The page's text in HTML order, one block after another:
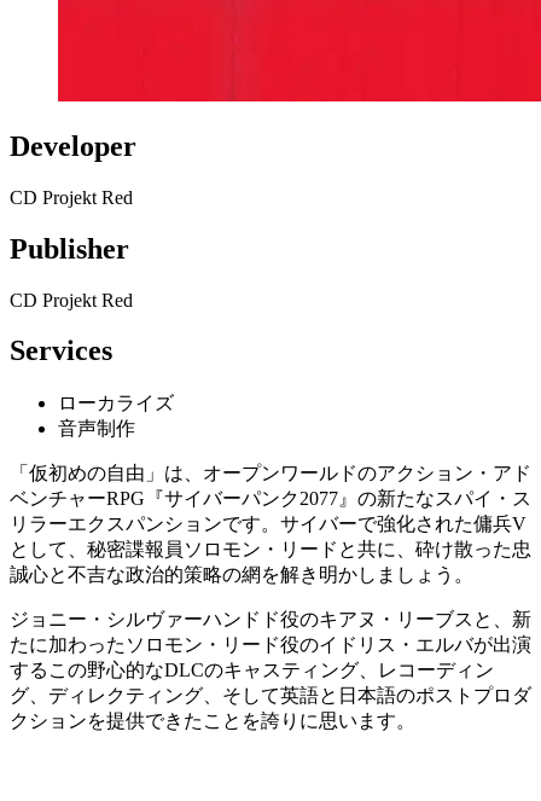
Developer
CD Projekt Red
Publisher
CD Projekt Red
Services
ローカライズ
音声制作
「仮初めの自由」は、オープンワールドのアクション・アド
ベンチャーRPG『サイバーパンク2077』の新たなスパイ・ス
リラーエクスパンションです。サイバーで強化された傭兵V
として、秘密諜報員ソロモン・リードと共に、砕け散った忠
誠心と不吉な政治的策略の網を解き明かしましょう。
ジョニー・シルヴァーハンドド役のキアヌ・リーブスと、新
たに加わったソロモン・リード役のイドリス・エルバが出演
するこの野心的なDLCのキャスティング、レコーディン
グ、ディレクティング、そして英語と日本語のポストプロダ
クションを提供できたことを誇りに思います。